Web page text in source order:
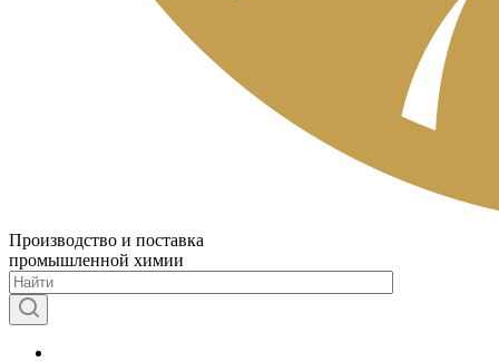
Производство и поставка
промышленной химии